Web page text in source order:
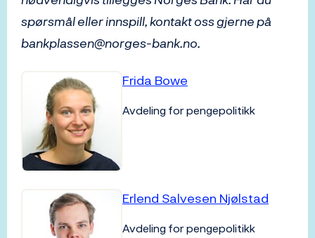
spørsmål eller innspill, kontakt oss gjerne på
bankplassen@norges-bank.no.
Frida Bowe
Avdeling for pengepolitikk
Erlend Salvesen Njølstad
Avdeling for pengepolitikk